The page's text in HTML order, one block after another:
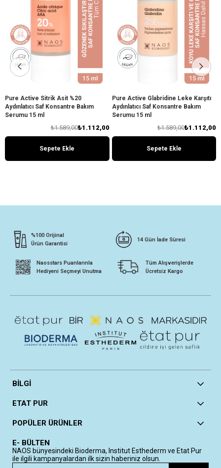
Pure Active Sitrik Asit %20
Aydınlatıcı Saf Konsantre Bakım
Serumu 15 ml
₺1.112,00
₺1.589,00
Sepete Ekle
Pure Active Glabridine Leke Karşıtı
Aydınlatıcı Saf Konsantre Bakım
Serumu 15 ml
₺1.112,00
₺1.589,00
Sepete Ekle
%100 Orijinal
Ürün Garantisi
14 Gün İade Süresi
Naosstars Puanlarınla
Hediyeni Seçmeyi Unutma
Tüm Alışverişlerde
Ücretsiz Kargo
BİLGİ
ETAT PUR
POPÜLER ÜRÜNLER
E- BÜLTEN
NAOS bünyesindeki Bioderma, Institut Esthederm ve Etat Pur
ile ilgili kampanyalardan ilk sizin haberiniz olsun.